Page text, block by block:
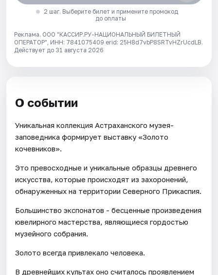
2 шаг. Выберите билет и примените промокод
до оплаты
Реклама. ООО "КАССИР.РУ-НАЦИОНАЛЬНЫЙ БИЛЕТНЫЙ
ОПЕРАТОР", ИНН: 7841075409 erid: 25H8d7vbP8SRTvHZrUcdLB.
Действует до 31 августа 2026
О событии
Уникальная коллекция Астраханского музея-
заповедника формирует выставку «Золото
кочевников».
Это превосходные и уникальные образцы древнего
искусства, которые происходят из захоронений,
обнаруженных на территории Северного Прикаспия.
Большинство экспонатов - бесценные произведения
ювелирного мастерства, являющиеся гордостью
музейного собрания.
Золото всегда привлекало человека.
В древнейших культах оно считалось проявлением